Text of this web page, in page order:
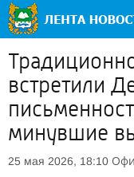
встретили
минувшие
25 мая 2026, 18:10